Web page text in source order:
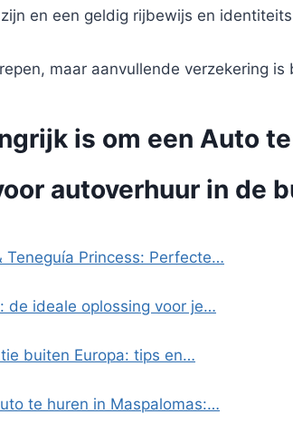
en een geldig rijbewijs en
maar aanvullende verzekering
is om een Auto
autoverhuur in de
Teneguía Princess: Perfecte…
de ideale oplossing voor je…
buiten Europa: tips en…
te huren in Maspalomas:…